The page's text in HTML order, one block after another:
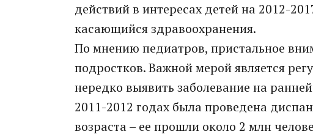
действий в интересах детей на 2012-
касающийся здравоохранения.
По мнению педиатров, пристальное
подростков. Важной мерой является
нередко выявить заболевание на
2011-2012 годах была проведена
возраста – ее прошли около 2 млн